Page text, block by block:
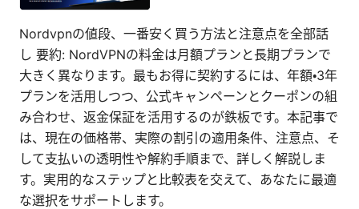
Nordvpnの値段、一番安く買う方法と注意点を全部話
し 要約: NordVPNの料金は月額プランと長期プランで
大きく異なります。最もお得に契約するには、年額・3年
プランを活用しつつ、公式キャンペーンとクーポンの組
み合わせ、返金保証を活用するのが鉄板です。本記事で
は、現在の価格帯、実際の割引の適用条件、注意点、そ
して支払いの透明性や解約手順まで、詳しく解説しま
す。実用的なステップと比較表を交えて、あなたに最適
な選択をサポートします。